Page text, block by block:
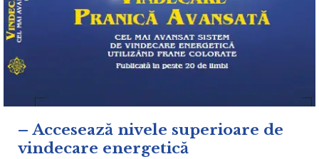
– Accesează nivele superioare de
vindecare energetică